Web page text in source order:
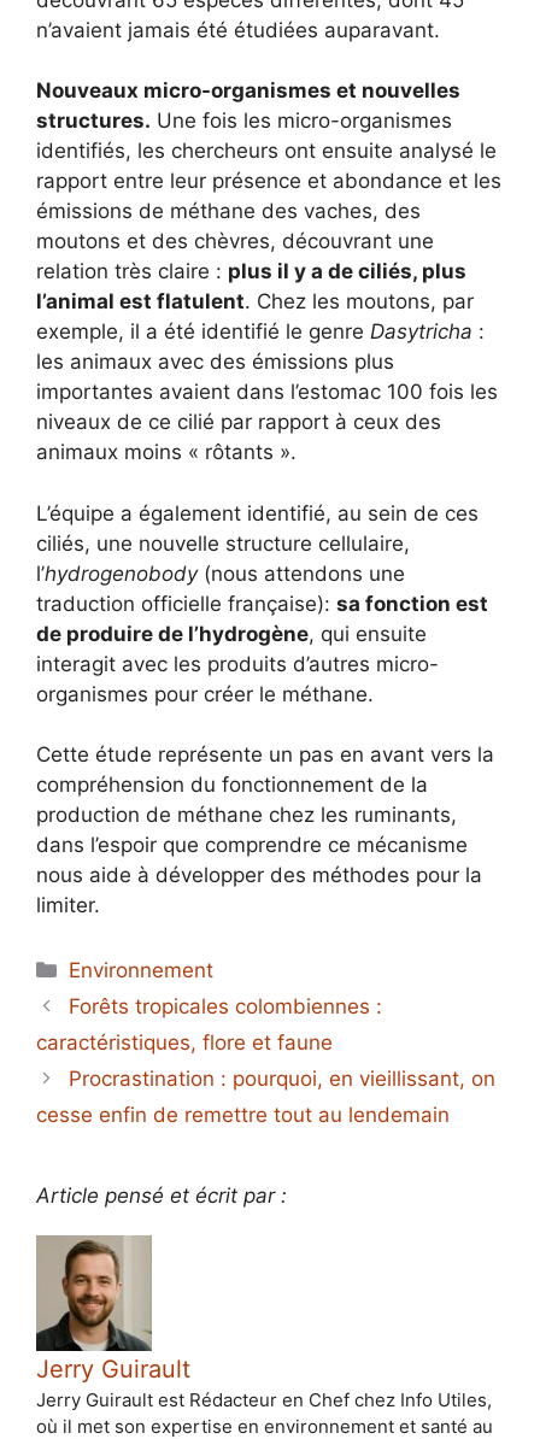
n’avaient jamais été étudiées auparavant.
Nouveaux micro-organismes et nouvelles
structures. Une fois les micro-organismes
identifiés, les chercheurs ont ensuite analysé le
rapport entre leur présence et abondance et les
émissions de méthane des vaches, des
moutons et des chèvres, découvrant une
relation très claire : plus il y a de ciliés, plus
l’animal est flatulent. Chez les moutons, par
exemple, il a été identifié le genre Dasytricha :
les animaux avec des émissions plus
importantes avaient dans l’estomac 100 fois les
niveaux de ce cilié par rapport à ceux des
animaux moins « rôtants ».
L’équipe a également identifié, au sein de ces
ciliés, une nouvelle structure cellulaire,
l’hydrogenobody(nous attendons une
traduction officielle française): sa fonction est
de produire de l’hydrogène, qui ensuite
interagit avec les produits d’autres micro-
organismes pour créer le méthane.
Cette étude représente un pas en avant vers la
compréhension du fonctionnement de la
production de méthane chez les ruminants,
dans l’espoir que comprendre ce mécanisme
nous aide à développer des méthodes pour la
limiter.
Catégories
Environnement
Forêts tropicales colombiennes :
caractéristiques, flore et faune
Procrastination : pourquoi, en vieillissant, on
cesse enfin de remettre tout au lendemain
Article pensé et écrit par :
Jerry Guirault
Jerry Guirault est Rédacteur en Chef chez Info Utiles,
où il met son expertise en environnement et santé au